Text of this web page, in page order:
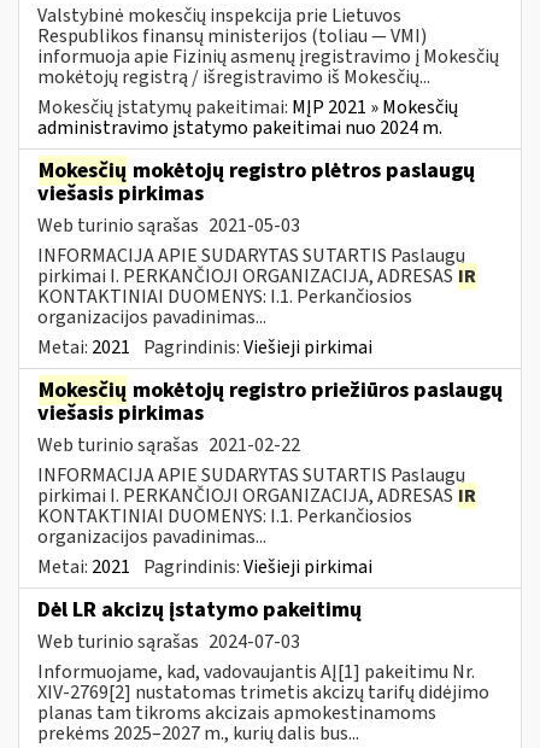
Valstybinė mokesčių inspekcija prie Lietuvos
Respublikos finansų ministerijos (toliau — VMI)
informuoja apie Fizinių asmenų įregistravimo į Mokesčių
mokėtojų registrą / išregistravimo iš Mokesčių...
Mokesčių įstatymų pakeitimai: MĮP 2021 » Mokesčių
administravimo įstatymo pakeitimai nuo 2024 m.
Mokesčių mokėtojų registro plėtros paslaugų
viešasis pirkimas
Web turinio sąrašas 2021-05-03
INFORMACIJA APIE SUDARYTAS SUTARTIS Paslaugų
pirkimai I. PERKANČIOJI ORGANIZACIJA, ADRESAS IR
KONTAKTINIAI DUOMENYS: I.1. Perkančiosios
organizacijos pavadinimas...
Metai: 2021 Pagrindinis:Viešieji pirkimai
Mokesčių mokėtojų registro priežiūros paslaugų
viešasis pirkimas
Web turinio sąrašas 2021-02-22
INFORMACIJA APIE SUDARYTAS SUTARTIS Paslaugų
pirkimai I. PERKANČIOJI ORGANIZACIJA, ADRESAS IR
KONTAKTINIAI DUOMENYS: I.1. Perkančiosios
organizacijos pavadinimas...
Metai: 2021 Pagrindinis:Viešieji pirkimai
Dėl LR akcizų įstatymo pakeitimų
Web turinio sąrašas 2024-07-03
Informuojame, kad, vadovaujantis AĮ[1] pakeitimu Nr.
XIV-2769[2] nustatomas trimetis akcizų tarifų didėjimo
planas tam tikroms akcizais apmokestinamoms
prekėms 2025–2027 m., kurių dalis bus...